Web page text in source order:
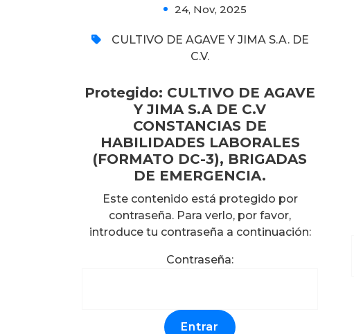
24, Nov, 2025
CULTIVO DE AGAVE Y JIMA S.A. DE
C.V.
Protegido: CULTIVO DE AGAVE
Y JIMA S.A DE C.V
CONSTANCIAS DE
HABILIDADES LABORALES
(FORMATO DC-3), BRIGADAS
DE EMERGENCIA.
Este contenido está protegido por
contraseña. Para verlo, por favor,
introduce tu contraseña a continuación:
Contraseña: